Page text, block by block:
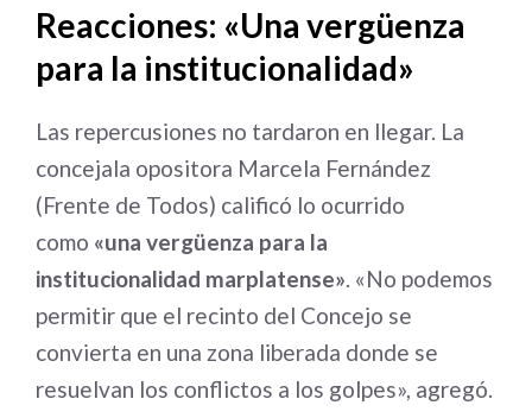
Reacciones: «Una vergüenza
para la institucionalidad»
Las repercusiones no tardaron en llegar. La
concejala opositora Marcela Fernández
(Frente de Todos) calificó lo ocurrido
como «una vergüenza para la
institucionalidad marplatense» . «No podemos
permitir que el recinto del Concejo se
convierta en una zona liberada donde se
resuelvan los conflictos a los golpes», agregó.